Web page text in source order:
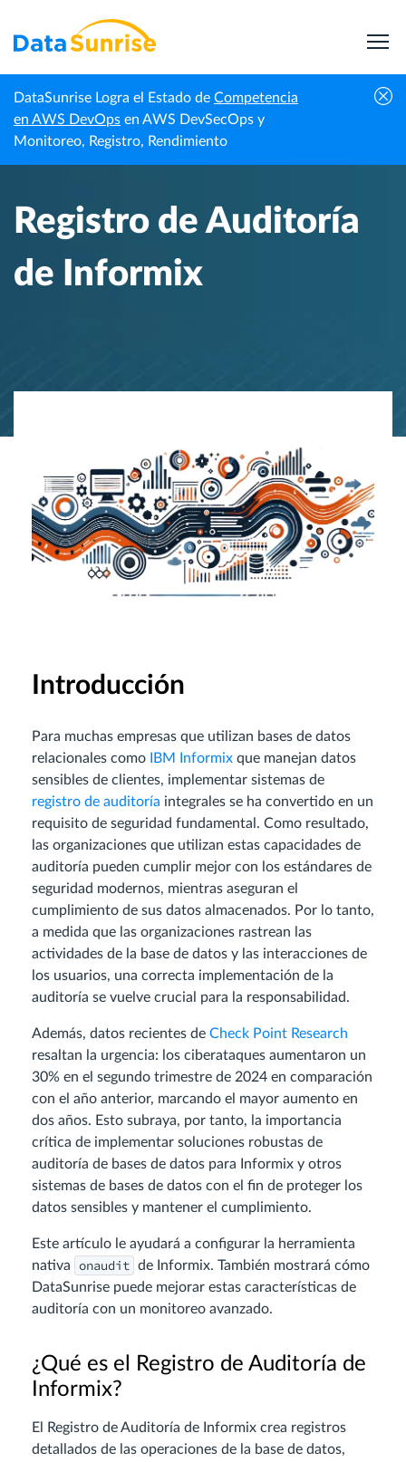
DataSunrise Logra el Estado de Competencia
en AWS DevOps en AWS DevSecOps y
Monitoreo, Registro, Rendimiento
Inicio Centro de Conocimiento Registro de Auditoría de Informix
Registro de Auditoría
de Informix
Introducción
Para muchas empresas que utilizan bases de datos
relacionales como
IBM Informix que manejan datos
sensibles de clientes, implementar sistemas de
registro de auditoría integrales se ha convertido en un
requisito de seguridad fundamental. Como resultado,
las organizaciones que utilizan estas capacidades de
auditoría pueden cumplir mejor con los estándares de
seguridad modernos, mientras aseguran el
cumplimiento de sus datos almacenados. Por lo tanto,
a medida que las organizaciones rastrean las
actividades de la base de datos y las interacciones de
los usuarios, una correcta implementación de la
auditoría se vuelve crucial para la responsabilidad.
Además, datos recientes de Check Point Research
resaltan la urgencia: los ciberataques aumentaron un
30% en el segundo trimestre de 2024 en comparación
con el año anterior, marcando el mayor aumento en
dos años. Esto subraya, por tanto, la importancia
crítica de implementar soluciones robustas de
auditoría de bases de datos para Informix y otros
sistemas de bases de datos con el fin de proteger los
datos sensibles y mantener el cumplimiento.
Este artículo le ayudará a configurar la herramienta
nativa
onaudit de Informix. También mostrará cómo
DataSunrise puede mejorar estas características de
auditoría con un monitoreo avanzado.
¿Qué es el Registro de Auditoría de
Informix?
El Registro de Auditoría de Informix crea registros
detallados de las operaciones de la base de datos,